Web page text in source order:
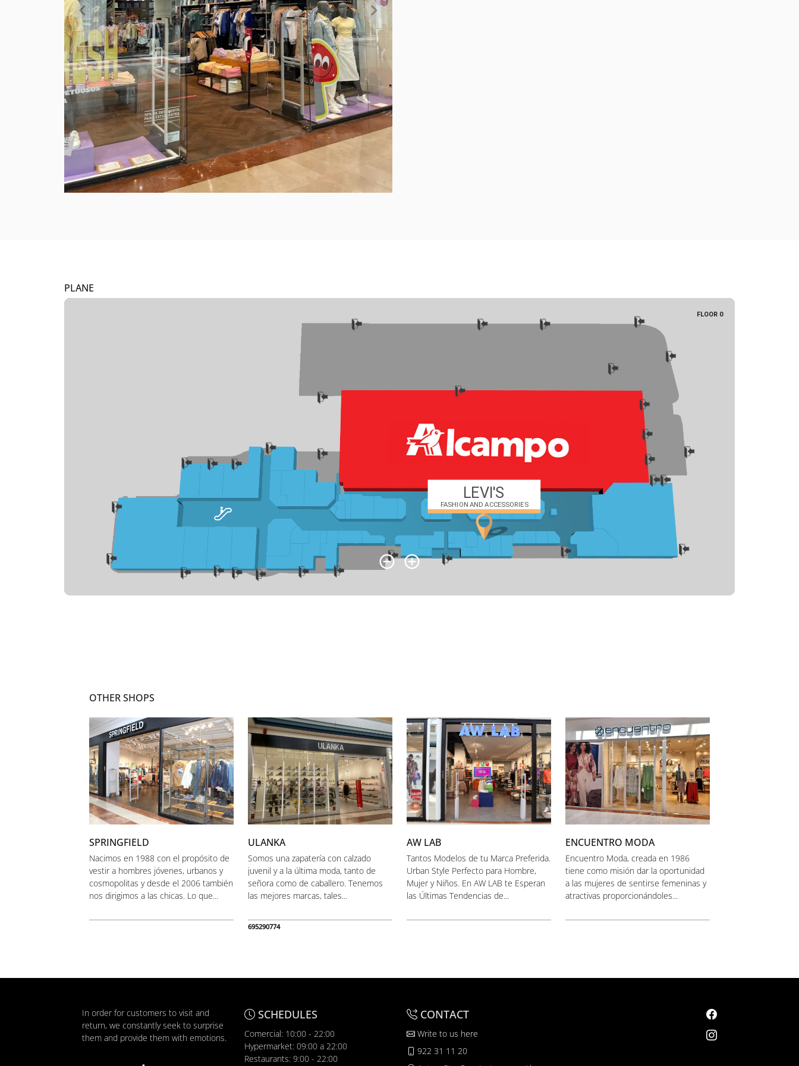
PLANE
OTHER SHOPS
SPRINGFIELD
Nacimos en 1988 con el propósito de
vestir a hombres jóvenes, urbanos y
cosmopolitas y desde el 2006 también
nos dirigimos a las chicas. Lo que...
ULANKA
Somos una zapatería con calzado
juvenil y a la última moda, tanto de
señora como de caballero. Tenemos
las mejores marcas, tales...
695290774
AW LAB
Tantos Modelos de tu Marca Preferida.
Urban Style Perfecto para Hombre,
Mujer y Niños. En AW LAB te Esperan
las Últimas Tendencias de...
ENCUENTRO MODA
Encuentro Moda, creada en 1986
tiene como misión dar la oportunidad
a las mujeres de sentirse femeninas y
atractivas proporcionándoles...
In order for customers to visit and
return, we constantly seek to surprise
them and provide them with emotions.
SCHEDULES
Comercial: 10:00 - 22:00
Hypermarket: 09:00 a 22:00
Restaurants: 9:00 - 22:00
CONTACT
Write to us here
922 31 11 20